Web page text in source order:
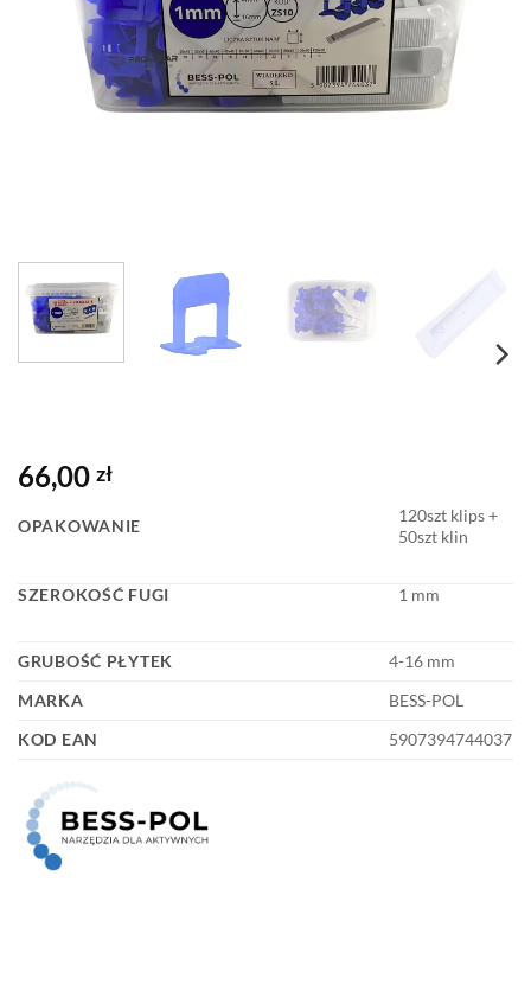
66,00 zł
OPAKOWANIE
120szt klips +
50szt klin
SZEROKOŚĆ FUGI 1 mm
GRUBOŚĆ PŁYTEK
4-16 mm
MARKA
BESS-POL
KOD EAN
5907394744037